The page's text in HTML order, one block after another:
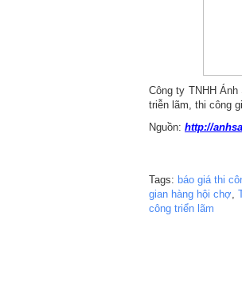
Công ty TNHH
triễn lãm, thi công
Nguồn: http://
Tags: báo giá thi
gian hàng hội chợ
công triển lãm